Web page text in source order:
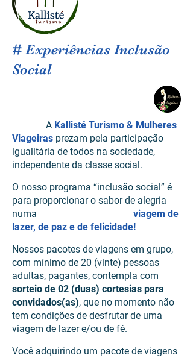
# Experiências Inclusão
Social
A Kallisté Turismo & Mulheres
Viageiras prezam pela participação
igualitária de todos na sociedade,
independente da classe social.
O nosso programa “inclusão social” é
para proporcionar o sabor de alegria
numa viagem de
lazer, de paz e de felicidade!
Nossos pacotes de viagens em grupo,
com mínimo de 20 (vinte) pessoas
adultas, pagantes, contempla com
sorteio de 02 (duas) cortesias para
convidados(as), que no momento não
tem condições de desfrutar de uma
viagem de lazer e/ou de fé.
Você adquirindo um pacote de viagens